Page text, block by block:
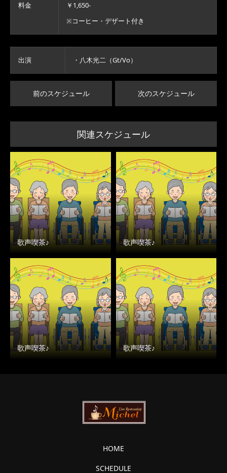
料金
￥1,650-
※コーヒー・デザート付き
出演 ・八木光二（Gt/Vo）
前のスケジュール 次のスケジュール
関連スケジュール
歌声喫茶♪ 歌声喫茶♪
歌声喫茶♪ 歌声喫茶♪
HOME
SCHEDULE